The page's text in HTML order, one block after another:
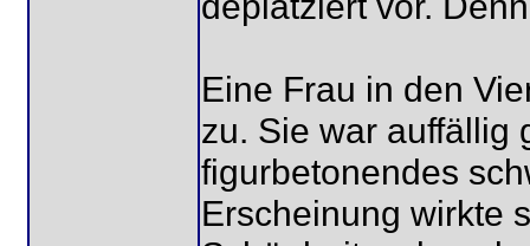
Eine Frau in den
zu. Sie war auffällig
figurbetonendes
Erscheinung wirkte